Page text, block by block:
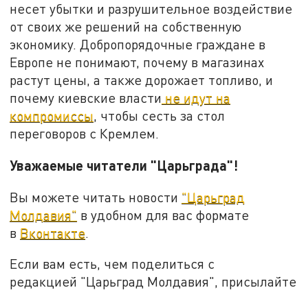
несет убытки и разрушительное воздействие
от своих же решений на собственную
экономику. Добропорядочные граждане в
Европе не понимают, почему в магазинах
растут цены, а также дорожает топливо, и
почему киевские власти не идут на
компромиссы, чтобы сесть за стол
переговоров с Кремлем.
Уважаемые читатели "Царьграда"!
Вы можете читать новости "Царьград
Молдавия" в удобном для вас формате
в Вконтакте
Если вам есть, чем поделиться с
редакцией "Царьград Молдавия", присылайте